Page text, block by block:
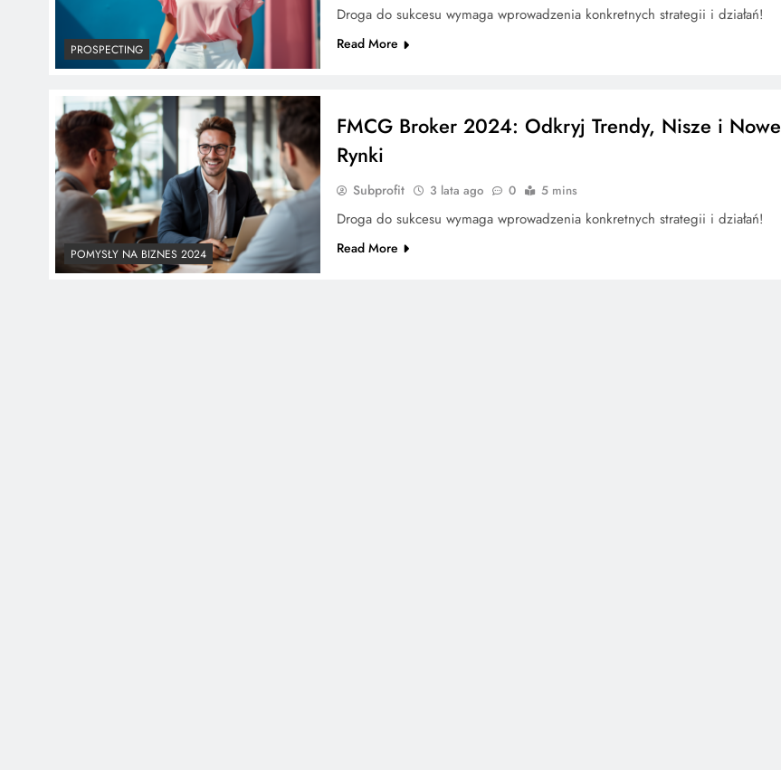
PROSPECTING
Droga do sukcesu wymaga wprowadzenia konkretnych strategii i działań!
Read More
POMYSŁY NA BIZNES 2024
FMCG Broker 2024: Odkryj Trendy, Nisze i Nowe
Rynki
Subprofit 3 lata ago 0 5 mins
Droga do sukcesu wymaga wprowadzenia konkretnych strategii i działań!
Read More